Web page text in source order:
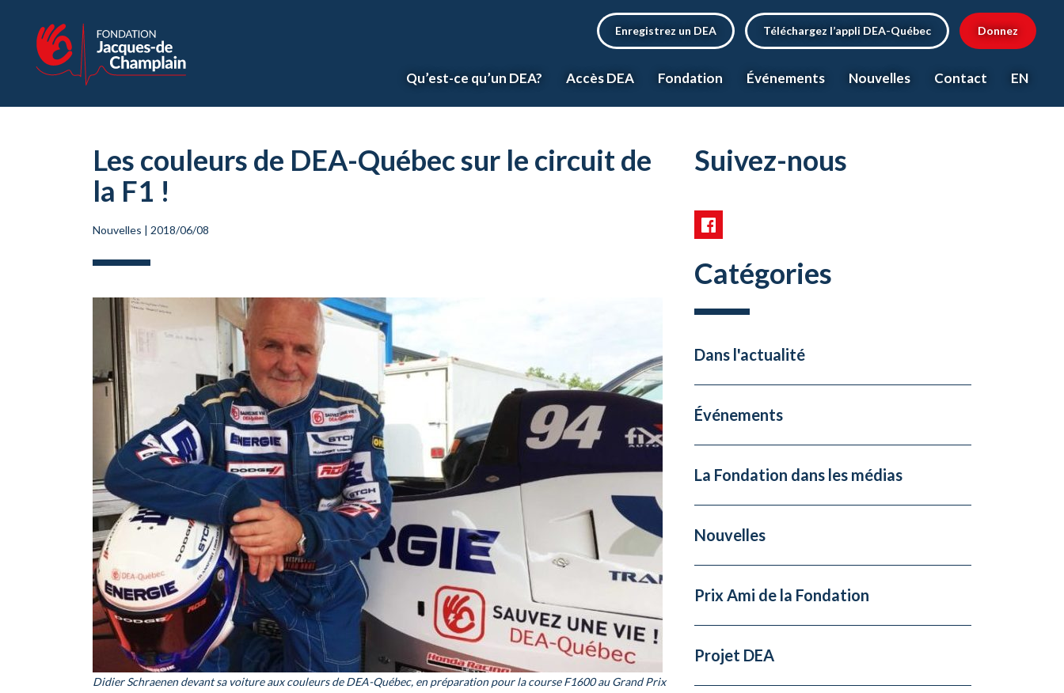
Enregistrez un DEA Téléchargez l’appli DEA-Québec Donnez
Qu’est-ce qu’un DEA? Accès DEA Fondation Événements Nouvelles Contact EN
Les couleurs de DEA-Québec sur le circuit de
la F1 !
Nouvelles | 2018/06/08
Didier Schraenen devant sa voiture aux couleurs de DEA-Québec, en préparation pour la course F1600 au Grand Prix
Suivez-nous
Catégories
Dans l'actualité
Événements
La Fondation dans les médias
Nouvelles
Prix Ami de la Fondation
Projet DEA